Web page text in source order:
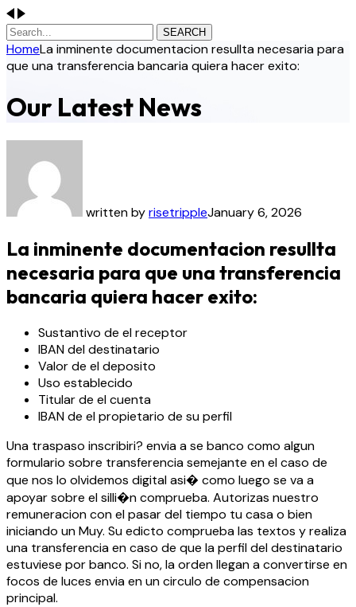
SEARCH
HomeLa inminente documentacion resullta necesaria para
que una transferencia bancaria quiera hacer exito:
Our Latest News
written byrisetrippleJanuary 6, 2026
La inminente documentacion resullta
necesaria para que una transferencia
bancaria quiera hacer exito:
Sustantivo de el receptor
IBAN del destinatario
Valor de el deposito
Uso establecido
Titular de el cuenta
IBAN de el propietario de su perfil
Una traspaso inscribiri? envia a se banco como algun
formulario sobre transferencia semejante en el caso de
que nos lo olvidemos digital asi� como luego se va a
apoyar sobre el silli�n comprueba. Autorizas nuestro
remuneracion con el pasar del tiempo tu casa o bien
iniciando un Muy. Su edicto comprueba las textos y realiza
una transferencia en caso de que la perfil del destinatario
estuviese por banco. Si no, la orden llegan a convertirse en
focos de luces envia en un circulo de compensacion
principal.